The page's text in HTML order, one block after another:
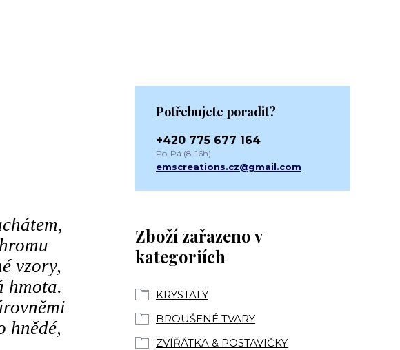
vzory,
hmota.
hnědé,
Zboží zařazeno v
kategoriích
KRYSTALY
BROUŠENÉ TVARY
ZVÍŘÁTKA & POSTAVIČKY
Potřebujete poradit?
+420 775 677 164
Po-Pá (8-16h)
emscreations.cz@gmail.com